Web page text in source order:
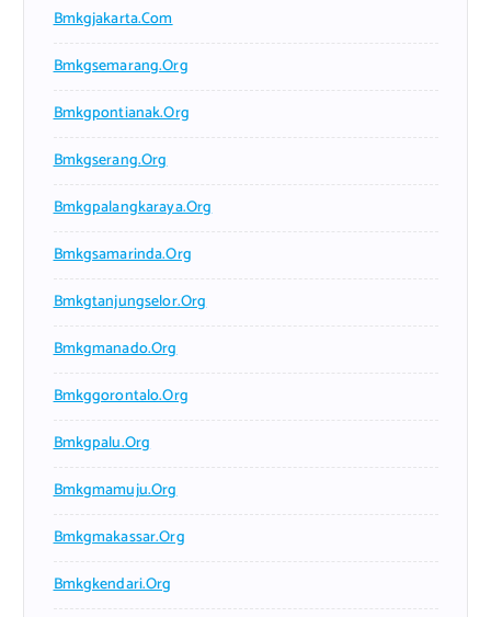
Bmkgjakarta.com
Bmkgsemarang.org
Bmkgpontianak.org
Bmkgserang.org
Bmkgpalangkaraya.org
Bmkgsamarinda.org
Bmkgtanjungselor.org
Bmkgmanado.org
Bmkggorontalo.org
Bmkgpalu.org
Bmkgmamuju.org
Bmkgmakassar.org
Bmkgkendari.org